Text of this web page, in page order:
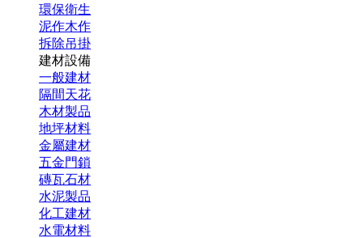
環保衛生
泥作木作
拆除吊掛
建材設備
一般建材
隔間天花
木材製品
地坪材料
金屬建材
五金門鎖
磚瓦石材
水泥製品
化工建材
水電材料